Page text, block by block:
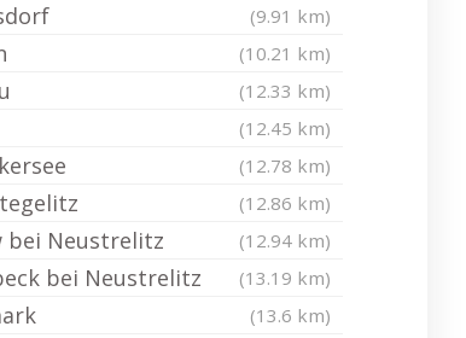
(9.91 km)
(10.21 km)
(12.33 km)
(12.45 km)
(12.78 km)
(12.86 km)
bei Neustrelitz (12.94 km)
bei Neustrelitz (13.19 km)
(13.6 km)